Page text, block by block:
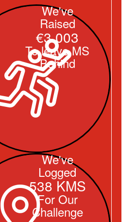
We've
Raised
€3.003
To leave MS
Behind
We've
Logged
538 KMS
For Our
Challenge